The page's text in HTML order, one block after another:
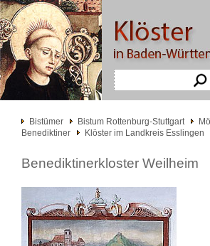
Bistümer Bistum Rottenburg-Stuttgart
Benediktiner
Klöster im Landkreis Esslingen
Benediktinerkloster Weilheim